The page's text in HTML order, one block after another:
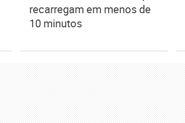
recarregam em menos de
10 minutos